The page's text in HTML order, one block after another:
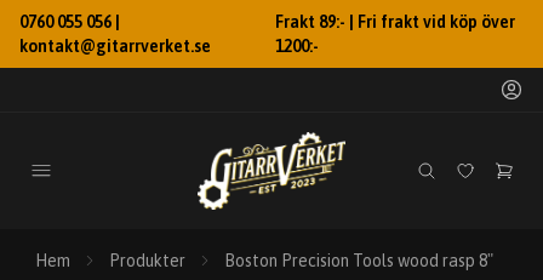
0760 055 056 |
kontakt@gitarrverket.se
Frakt 89:- | Fri frakt vid köp över
1200:-
Hem Produkter Boston Precision Tools wood rasp 8"